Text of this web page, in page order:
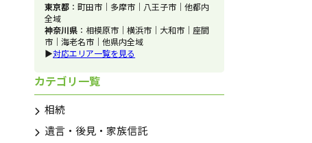
東京都 ：町田市｜多摩市｜八王子市｜他都内
全域
神奈川県 ：相模原市｜横浜市｜大和市｜座間
市｜海老名市｜他県内全域
▶対応エリア一覧を見る
カテゴリ一覧
相続
遺言・後見・家族信託